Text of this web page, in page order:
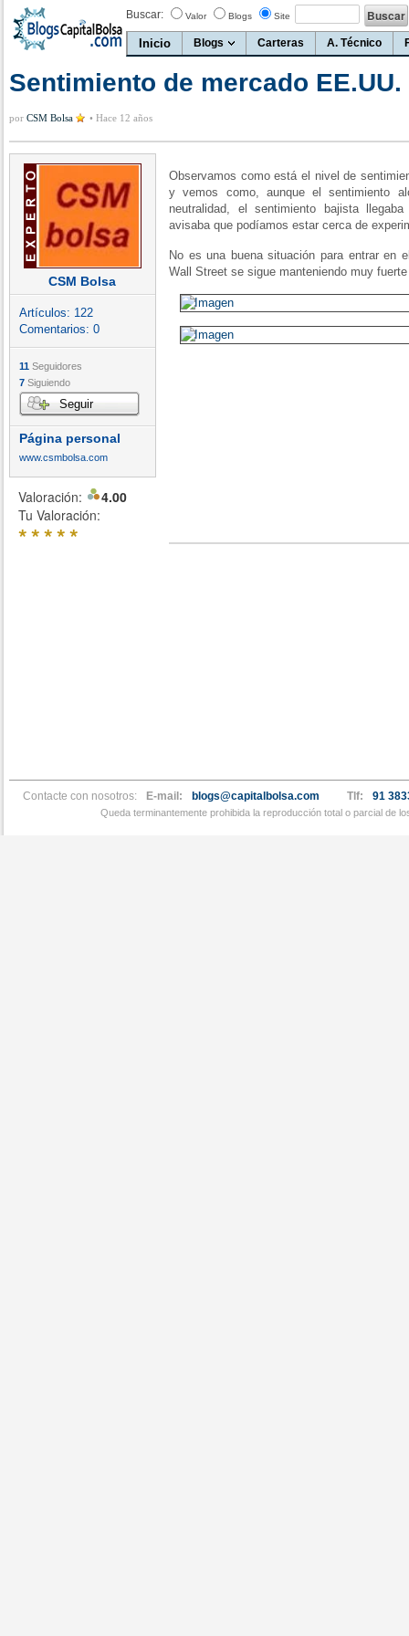
Buscar: Valor Blogs Site
Inicio Blogs Carteras A. Técnico
Sentimiento de mercado EE.UU.
por CSM Bolsa • Hace 12 años
CSM Bolsa
Artículos: 122
Comentarios: 0
11 Seguidores
7 Siguiendo
Seguir
Página personal
www.csmbolsa.com
Valoración:
4.00
Tu Valoración:
*****
Observamos como está el nivel de
y vemos como, aunque el sentimiento
neutralidad, el sentimiento bajista
avisaba que podíamos estar cerca de
No es una buena situación para entrar en
Wall Street se sigue manteniendo muy
Contacte con nosotros: E-mail: blogs@capitalbolsa.com Tlf: 91
Queda terminantemente prohibida la reproducción total o parcial de